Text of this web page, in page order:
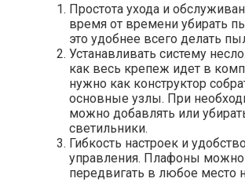
Простота ухода и
время от времени убирать
это удобнее всего делать
Устанавливать систему
как весь крепеж идет в
нужно как конструктор
основные узлы. При
можно добавлять или
светильники.
Гибкость настроек и удобство
управления. Плафоны можно
передвигать в любое место